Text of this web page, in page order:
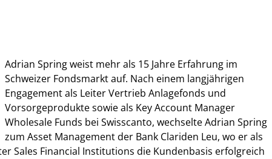
Adrian Spring weist mehr als 15 Jahre Erfahrung im
Schweizer Fondsmarkt auf. Nach einem langjährigen
Engagement als Leiter Vertrieb Anlagefonds und
Vorsorgeprodukte sowie als Key Account Manager
Wholesale Funds bei Swisscanto, wechselte Adrian Spring
zum Asset Management der Bank Clariden Leu, wo er als
Sales Financial Institutions die Kundenbasis erfolgreich